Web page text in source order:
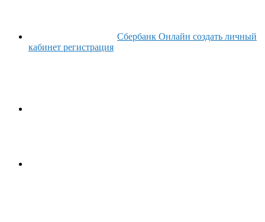
Сбербанк Онлайн создать личный
кабинет регистрация